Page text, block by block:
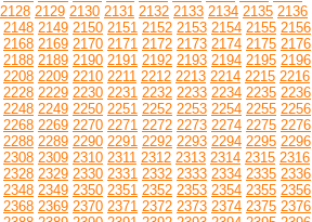
2128 2129 2130 2131 2132 2133 2134 2135 2136
2148 2149 2150 2151 2152 2153 2154 2155 2156
2168 2169 2170 2171 2172 2173 2174 2175 2176
2188 2189 2190 2191 2192 2193 2194 2195 2196
2208 2209 2210 2211 2212 2213 2214 2215 2216
2228 2229 2230 2231 2232 2233 2234 2235 2236
2248 2249 2250 2251 2252 2253 2254 2255 2256
2268 2269 2270 2271 2272 2273 2274 2275 2276
2288 2289 2290 2291 2292 2293 2294 2295 2296
2308 2309 2310 2311 2312 2313 2314 2315 2316
2328 2329 2330 2331 2332 2333 2334 2335 2336
2348 2349 2350 2351 2352 2353 2354 2355 2356
2368 2369 2370 2371 2372 2373 2374 2375 2376